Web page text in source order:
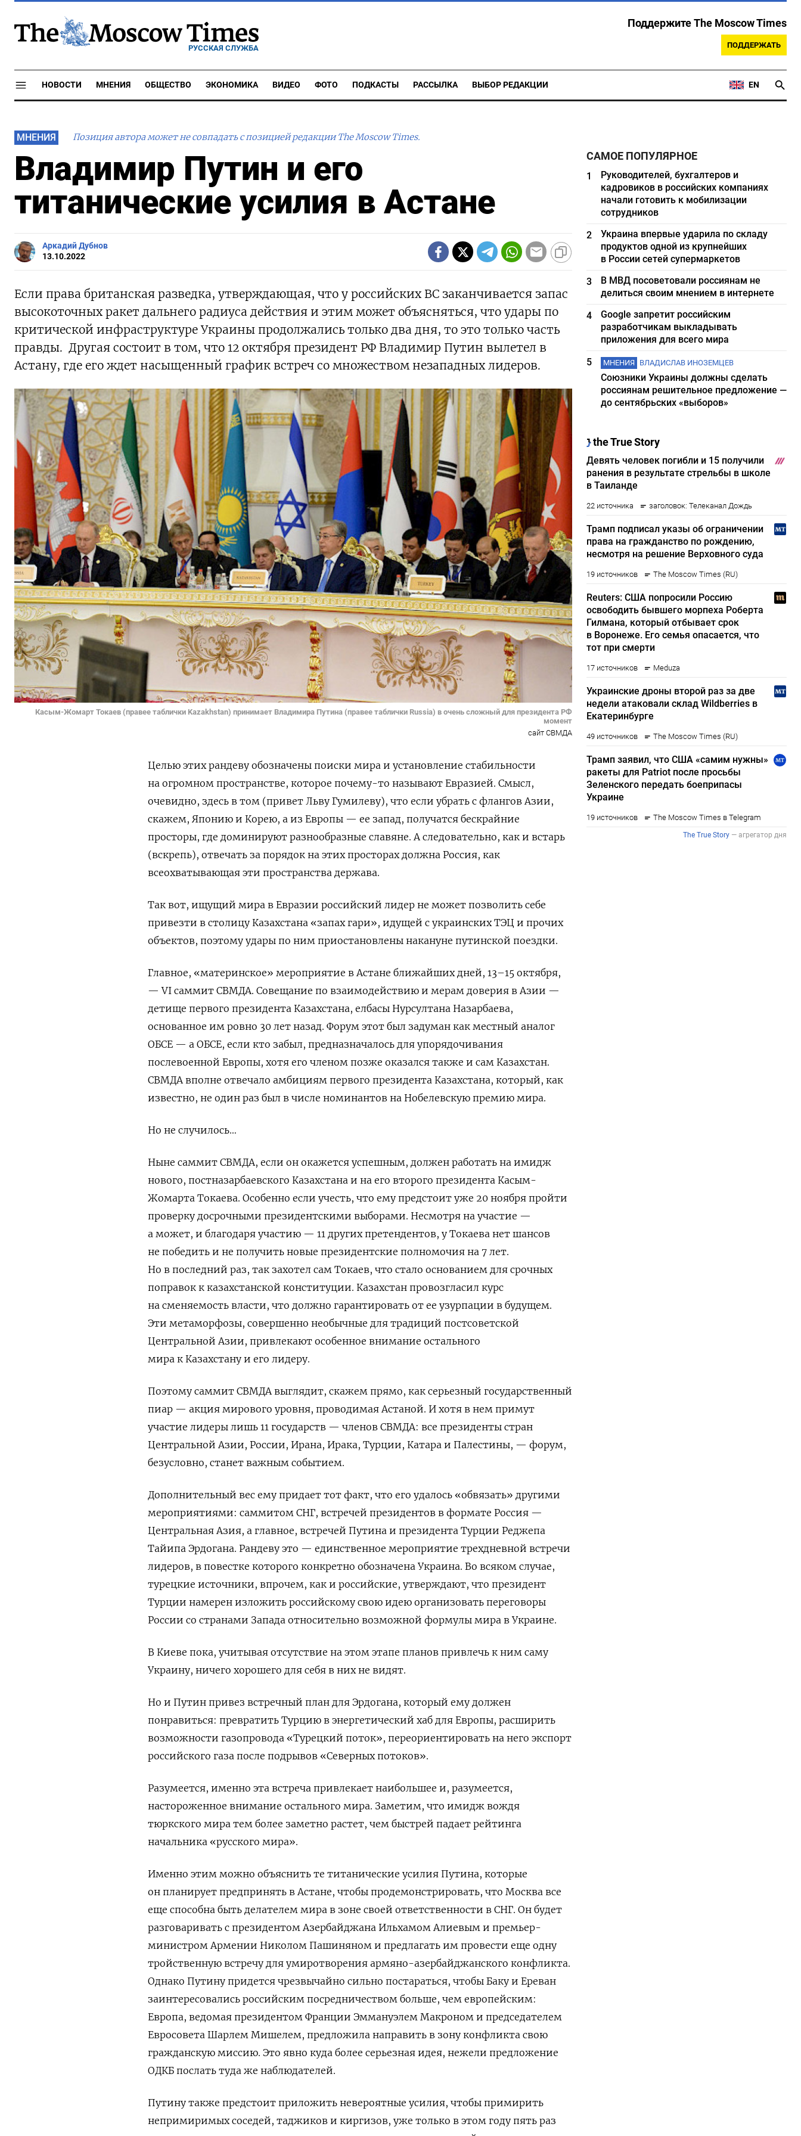
РУССКАЯ СЛУЖБА
Поддержите The Moscow Times
ПОДДЕРЖАТЬ
НОВОСТИ МНЕНИЯ ОБЩЕСТВО ЭКОНОМИКА ВИДЕО ФОТО ПОДКАСТЫ РАССЫЛКА ВЫБОР РЕДАКЦИИ EN
МНЕНИЯ Позиция автора может не совпадать с позицией редакции The Moscow Times.
Владимир Путин и его
титанические усилия в Астане
Аркадий Дубнов
13.10.2022
Если права британская разведка, утверждающая, что у российских ВС заканчивается запас
высокоточных ракет дальнего радиуса действия и этим может объясняться, что удары по
критической инфраструктуре Украины продолжались только два дня, то это только часть
правды. Другая состоит в том, что 12 октября президент РФ Владимир Путин вылетел в
Астану, где его ждет насыщенный график встреч со множеством незападных лидеров.
Касым-Жомарт Токаев (правее таблички Kazakhstan) принимает Владимира Путина (правее таблички Russia) в очень сложный для президента РФ
момент
сайт СВМДА
Целью этих рандеву обозначены поиски мира и установление стабильности
на огромном пространстве, которое почему-то называют Евразией. Смысл,
очевидно, здесь в том (привет Льву Гумилеву), что если убрать с флангов Азии,
скажем, Японию и Корею, а из Европы — ее запад, получатся бескрайние
просторы, где доминируют разнообразные славяне. А следовательно, как и встарь
(вскрепь), отвечать за порядок на этих просторах должна Россия, как
всеохватывающая эти пространства держава.
Так вот, ищущий мира в Евразии российский лидер не может позволить себе
привезти в столицу Казахстана «запах гари», идущей с украинских ТЭЦ и прочих
объектов, поэтому удары по ним приостановлены накануне путинской поездки.
Главное, «материнское» мероприятие в Астане ближайших дней, 13–15 октября,
— VI саммит СВМДА. Совещание по взаимодействию и мерам доверия в Азии —
детище первого президента Казахстана, елбасы Нурсултана Назарбаева,
основанное им ровно 30 лет назад. Форум этот был задуман как местный аналог
ОБСЕ — а ОБСЕ, если кто забыл, предназначалось для упорядочивания
послевоенной Европы, хотя его членом позже оказался также и сам Казахстан.
СВМДА вполне отвечало амбициям первого президента Казахстана, который, как
известно, не один раз был в числе номинантов на Нобелевскую премию мира.
Но не случилось…
Ныне саммит СВМДА, если он окажется успешным, должен работать на имидж
нового, постназарбаевского Казахстана и на его второго президента Касым-
Жомарта Токаева. Особенно если учесть, что ему предстоит уже 20 ноября пройти
проверку досрочными президентскими выборами. Несмотря на участие —
а может, и благодаря участию — 11 других претендентов, у Токаева нет шансов
не победить и не получить новые президентские полномочия на 7 лет.
Но в последний раз, так захотел сам Токаев, что стало основанием для срочных
поправок к казахстанской конституции. Казахстан провозгласил курс
на сменяемость власти, что должно гарантировать от ее узурпации в будущем.
Эти метаморфозы, совершенно необычные для традиций постсоветской
Центральной Азии, привлекают особенное внимание остального
мира к Казахстану и его лидеру.
Поэтому саммит СВМДА выглядит, скажем прямо, как серьезный государственный
пиар — акция мирового уровня, проводимая Астаной. И хотя в нем примут
участие лидеры лишь 11 государств — членов СВМДА: все президенты стран
Центральной Азии, России, Ирана, Ирака, Турции, Катара и Палестины, — форум,
безусловно, станет важным событием.
Дополнительный вес ему придает тот факт, что его удалось «обвязать» другими
мероприятиями: саммитом СНГ, встречей президентов в формате Россия —
Центральная Азия, а главное, встречей Путина и президента Турции Реджепа
Тайипа Эрдогана. Рандеву это — единственное мероприятие трехдневной встречи
лидеров, в повестке которого конкретно обозначена Украина. Во всяком случае,
турецкие источники, впрочем, как и российские, утверждают, что президент
Турции намерен изложить российскому свою идею организовать переговоры
России со странами Запада относительно возможной формулы мира в Украине.
В Киеве пока, учитывая отсутствие на этом этапе планов привлечь к ним саму
Украину, ничего хорошего для себя в них не видят.
Но и Путин привез встречный план для Эрдогана, который ему должен
понравиться: превратить Турцию в энергетический хаб для Европы, расширить
возможности газопровода «Турецкий поток», переориентировать на него экспорт
российского газа после подрывов «Северных потоков».
Разумеется, именно эта встреча привлекает наибольшее и, разумеется,
настороженное внимание остального мира. Заметим, что имидж вождя
тюркского мира тем более заметно растет, чем быстрей падает рейтинга
начальника «русского мира».
Именно этим можно объяснить те титанические усилия Путина, которые
он планирует предпринять в Астане, чтобы продемонстрировать, что Москва все
еще способна быть делателем мира в зоне своей ответственности в СНГ. Он будет
разговаривать с президентом Азербайджана Ильхамом Алиевым и премьер-
министром Армении Николом Пашиняном и предлагать им провести еще одну
тройственную встречу для умиротворения армяно-азербайджанского конфликта.
Однако Путину придется чрезвычайно сильно постараться, чтобы Баку и Ереван
заинтересовались российским посредничеством больше, чем европейским:
Европа, ведомая президентом Франции Эммануэлем Макроном и председателем
Евросовета Шарлем Мишелем, предложила направить в зону конфликта свою
гражданскую миссию. Это явно куда более серьезная идея, нежели предложение
ОДКБ послать туда же наблюдателей.
Путину также предстоит приложить невероятные усилия, чтобы примирить
непримиримых соседей, таджиков и киргизов, уже только в этом году пять раз
САМОЕ ПОПУЛЯРНОЕ
1
Руководителей, бухгалтеров и
кадровиков в российских компаниях
начали готовить к мобилизации
сотрудников
2
Украина впервые ударила по складу
продуктов одной из крупнейших
в России сетей супермаркетов
3
В МВД посоветовали россиянам не
делиться своим мнением в интернете
4
Google запретит российским
разработчикам выкладывать
приложения для всего мира
5
МНЕНИЯ ВЛАДИСЛАВ ИНОЗЕМЦЕВ
Союзники Украины должны сделать
россиянам решительное предложение —
до сентябрьских «выборов»